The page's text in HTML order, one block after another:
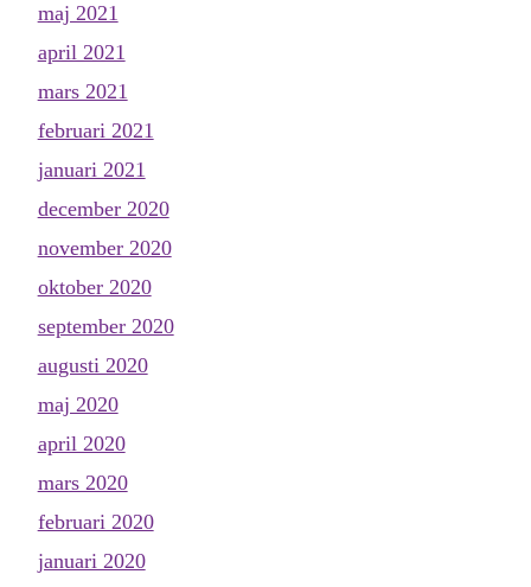
maj 2021
april 2021
mars 2021
februari 2021
januari 2021
december 2020
november 2020
oktober 2020
september 2020
augusti 2020
maj 2020
april 2020
mars 2020
februari 2020
januari 2020